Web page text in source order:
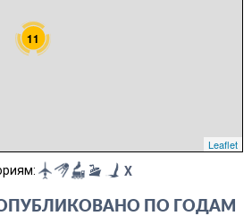
11
Leaflet
X
ПО ГОДАМ